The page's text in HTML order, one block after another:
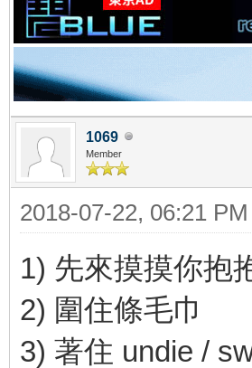
1069
Member
2018-07-22, 06:21 PM
1) 先來摸摸你抱
2) 圍住條毛巾
3) 著住 undie /